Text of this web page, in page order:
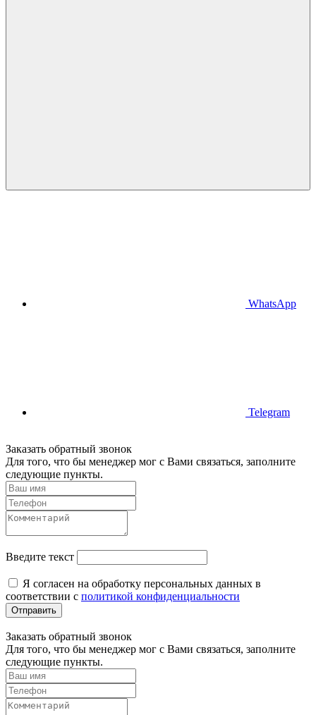
WhatsApp
Telegram
Заказать обратный звонок
Для того, что бы менеджер мог с Вами связаться, заполните
следующие пункты.
Введите текст
Я согласен на обработку персональных данных в
соответствии с политикой конфиденциальности
Отправить
Заказать обратный звонок
Для того, что бы менеджер мог с Вами связаться, заполните
следующие пункты.